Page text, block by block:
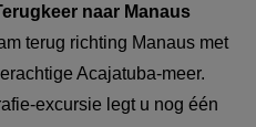
naar Manaus
terug richting Manaus met
Acajatuba-meer.
excursie legt u nog één